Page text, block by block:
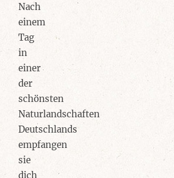
Nach
einem
Tag
in
einer
der
schönsten
Naturlandschaften
Deutschlands
empfangen
sie
dich